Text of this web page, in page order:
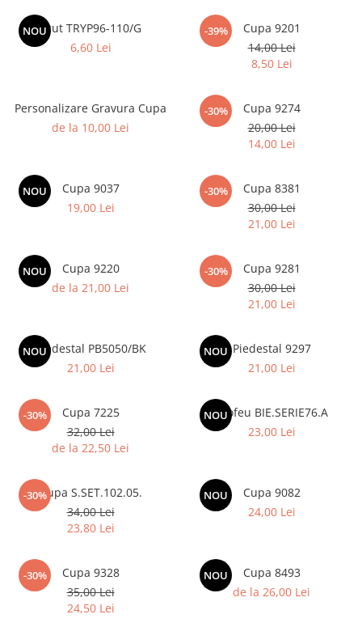
Ski
Tenis de camp
Alte ramuri sportive
NOUScut TRYP96-110/G
6,60 Lei
-39%
Cupa 9201
14,00 Lei
8,50 Lei
Personalizare Gravura Cupa
de la 10,00 Lei
-30%
Cupa 9274
20,00 Lei
14,00 Lei
NOU
Cupa 9037
19,00 Lei
-30%
Cupa 8381
30,00 Lei
21,00 Lei
NOU
Cupa 9220
de la 21,00 Lei
-30%
Cupa 9281
30,00 Lei
21,00 Lei
NOUPiedestal PB5050/BK
21,00 Lei
NOU Piedestal 9297
21,00 Lei
-30%
Cupa 7225
32,00 Lei
de la 22,50 Lei
NOUTrofeu BIE.SERIE76.A
23,00 Lei
-30%Cupa S.SET.102.05.
34,00 Lei
23,80 Lei
NOU
Cupa 9082
24,00 Lei
-30%
Cupa 9328
35,00 Lei
24,50 Lei
NOU
Cupa 8493
de la 26,00 Lei